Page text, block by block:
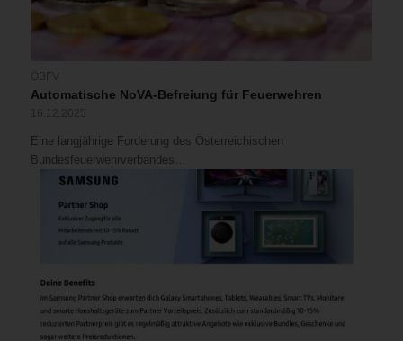
Automatische NoVA-Befreiung für Feuerwehren
Eine langjährige Forderung des Österreichischen
Bundesfeuerwehrverbandes…